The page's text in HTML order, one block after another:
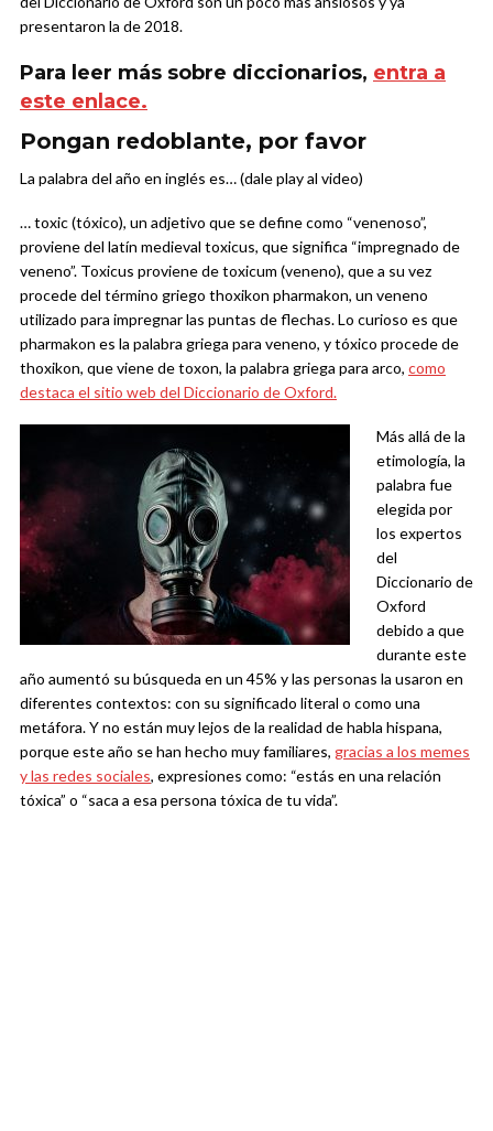
presentaron la de 2018.
Para leer más sobre diccionarios, entra a
este enlace.
Pongan redoblante, por favor
La palabra del año en inglés es… (dale play al video)
… toxic (tóxico), un adjetivo que se define como “venenoso”,
proviene del latín medieval toxicus, que significa “impregnado de
veneno”. Toxicus proviene de toxicum (veneno), que a su vez
procede del término griego thoxikon pharmakon, un veneno
utilizado para impregnar las puntas de flechas. Lo curioso es que
pharmakon es la palabra griega para veneno, y tóxico procede de
thoxikon, que viene de toxon, la palabra griega para arco, como
destaca el sitio web del Diccionario de Oxford.
Más allá de la
etimología, la
palabra fue
elegida por
los expertos
del
Diccionario de
Oxford
debido a que
durante este
año aumentó su búsqueda en un 45% y las personas la usaron en
diferentes contextos: con su significado literal o como una
metáfora. Y no están muy lejos de la realidad de habla hispana,
porque este año se han hecho muy familiares, gracias a los memes
y las redes sociales, expresiones como: “estás en una relación
tóxica” o “saca a esa persona tóxica de tu vida”.